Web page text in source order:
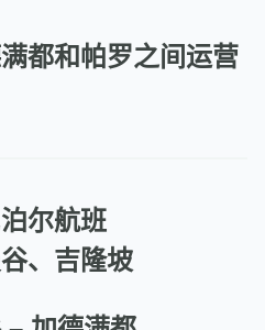
都和帕罗之间运营
尔航班
、吉隆坡